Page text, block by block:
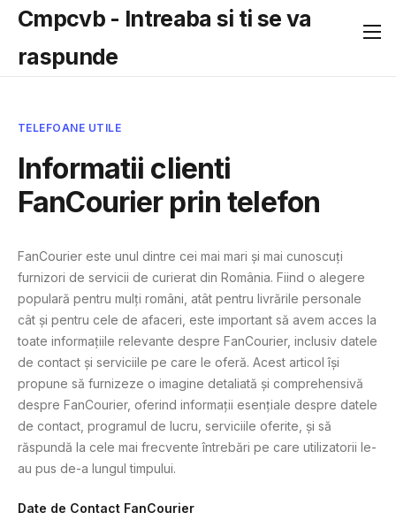
Cmpcvb - Intreaba si ti se va
raspunde
TELEFOANE UTILE
Informatii clienti
FanCourier prin telefon
FanCourier este unul dintre cei mai mari și mai cunoscuți
furnizori de servicii de curierat din România. Fiind o alegere
populară pentru mulți români, atât pentru livrările personale
cât și pentru cele de afaceri, este important să avem acces la
toate informațiile relevante despre FanCourier, inclusiv datele
de contact și serviciile pe care le oferă. Acest articol își
propune să furnizeze o imagine detaliată și comprehensivă
despre FanCourier, oferind informații esențiale despre datele
de contact, programul de lucru, serviciile oferite, și să
răspundă la cele mai frecvente întrebări pe care utilizatorii le-
au pus de-a lungul timpului.
Date de Contact FanCourier